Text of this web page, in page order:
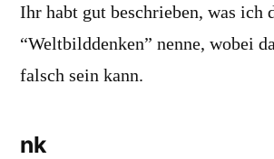
Ihr habt gut beschrieben, was ich
“Weltbilddenken” nenne, wobei
falsch sein kann.
nk